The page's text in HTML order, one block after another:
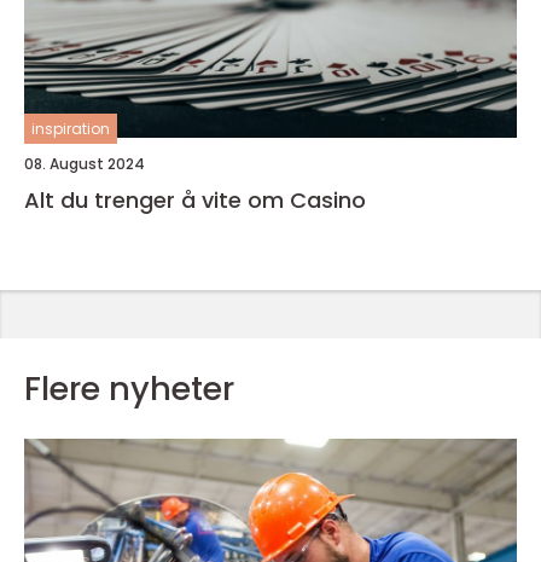
inspiration
08. August 2024
Alt du trenger å vite om Casino
Flere nyheter